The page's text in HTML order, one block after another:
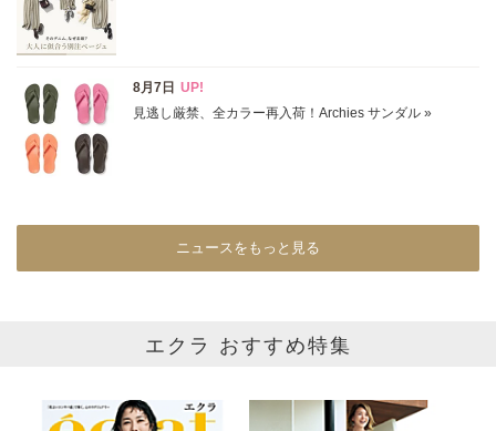
すべて
SALE商品
再入荷
カラー
イエロー レッド ピンク
ニュースをもっと見る
エクラ おすすめ特集